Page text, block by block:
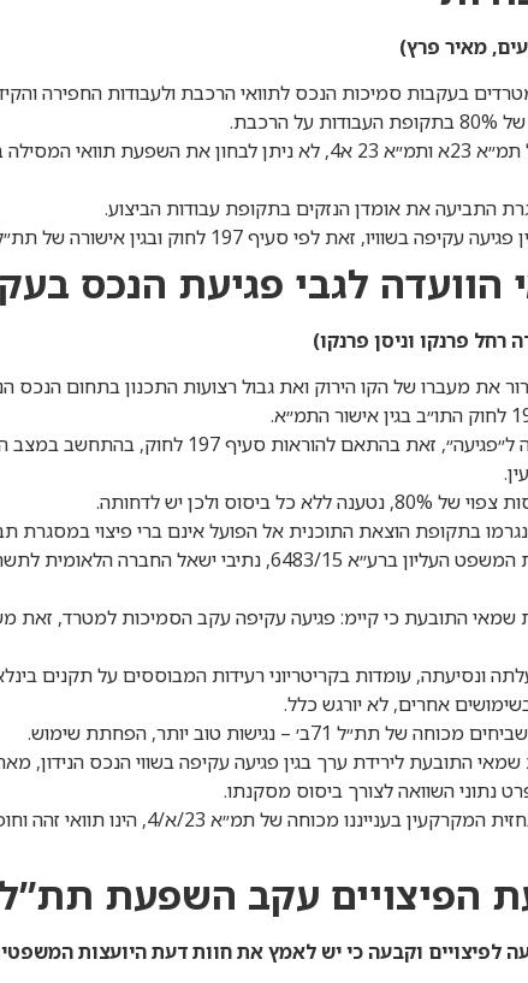
מאיר פרץ)
בעקבות סמיכות הנכס לתוואי הרכבת ולעבודות החפירה
בשל קנה המידה של תמ״א 23א ותמ״א 23 א4, לא ניתן לבחון את
התביעה את אומדן הנזקים בתקופת עבודות הביצוע.
בשוויו, זאת לפי סעיף 197 לחוק ובגין אישורה של תת״ל 71ב׳.
לגבי פגיעת הנכס
רחל פרנקו וניסן פרנקו)
את מעברו של הקו הירוק ואת גבול רצועות התכנון בתחום הנכס
תת״ל 71ב׳ לא גרמה ל״פגיעה״, זאת בהתאם
ביסוס ולכן יש לדחותה.
התכנון והבנייה. (בית המשפט העליון ברע״א 6483/15, נתיבי
שמאי התובעת כי קיימ: פגיעה עקיפה עקב הסמיכות למטרד, זאת
ונסיעתה, עומדות בקריטריוני רעידות המבוססים על תקנים
אחרים, לא יורגש כלל.
71ב׳ – נגישות טוב יותר, הפחתת שימוש.
התובעת לירידת ערך בגין פגיעה עקיפה בשווי הנכס הנידון,
נתוני השוואה לצורך ביסוס מסקנתו.
תוואי ה״קו הירוק״ בחזית המקרקעין
עקב השפעת תת”ל 71ב’ על הנכס
לפיצויים וקבעה כי יש לאמץ את חוות דעת היועצות